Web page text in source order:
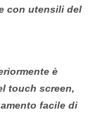
con utensili del
è
touch screen,
facile di